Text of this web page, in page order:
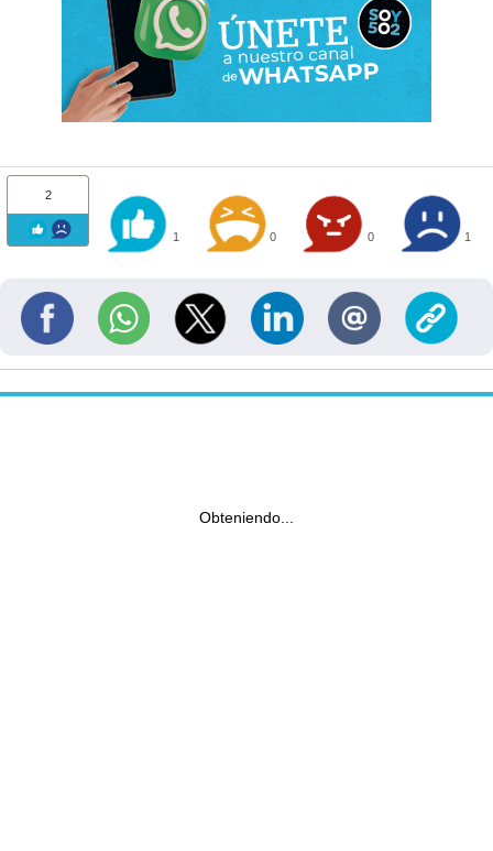
2
1 0 0 1
Obteniendo...